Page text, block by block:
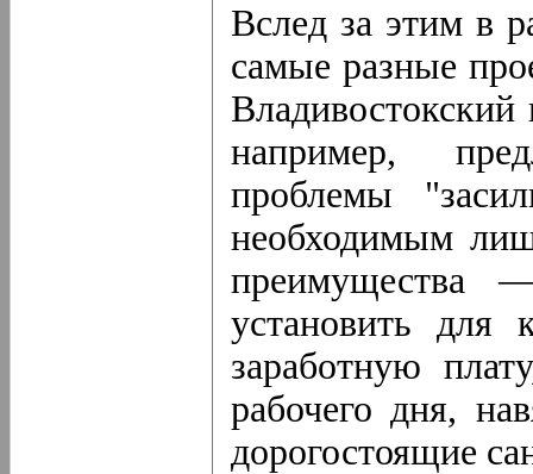
Вслед за этим в
самые разные
например,
проблемы
необходимым
установить для
заработную
рабочего дня,
дорогостоящие